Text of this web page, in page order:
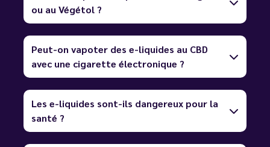
ou au Végétol ?
Peut-on vapoter des e-liquides au CBD
avec une cigarette électronique ?
Les e-liquides sont-ils dangereux pour la
santé ?